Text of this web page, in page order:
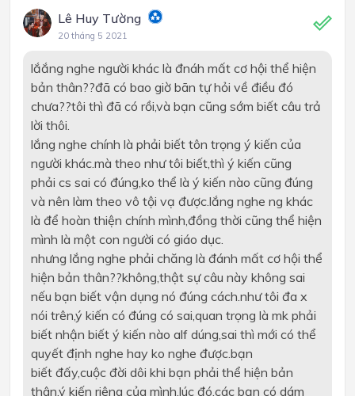
Lê Huy Tường
20 tháng 5 2021
lắắng nghe người khác là đnáh mất cơ hội thể hiện
bản thân??đã có bao giờ bãn tự hỏi về điều đó
chưa??tôi thì đã có rồi,và bạn cũng sớm biết câu trả
lời thôi.
lắng nghe chính là phải biết tôn trọng ý kiến của
người khác.mà theo như tôi biết,thì ý kiến cũng
phải cs sai có đúng,ko thể là ý kiến nào cũng đúng
và nên làm theo vô tội vạ được.lắng nghe ng khác
là để hoàn thiện chính mình,đồng thời cũng thể hiện
mình là một con người có giáo dục.
nhưng lắng nghe phải chăng là đánh mất cơ hội thể
hiện bản thân??không,thật sự câu này không sai
nếu bạn biết vận dụng nó đúng cách.như tôi đa x
nói trên,ý kiến có đúng có sai,quan trọng là mk phải
biết nhận biết ý kiến nào alf dúng,sai thì mới có thể
quyết định nghe hay ko nghe được.bạn
biết đấy,cuộc đời dôi khi bạn phải thể hiện bản
thân,ý kiến riêng của mình.lúc đó,các bạn có dám